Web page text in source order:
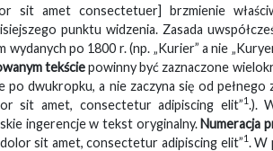
sit amet consectetuer] brzmienie
punktu widzenia. Zasada
po 1800 r. (np. „Kurier” a nie
tekściepowinny być zaznaczone
dwukropku, a nie zaczyna się od pełnego
sit amet, consectetur adipiscing elit”1.).
ingerencje w tekst oryginalny. Numeracja
sit amet, consectetur adipiscing elit”1. W